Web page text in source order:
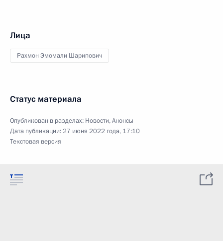
Лица
Рахмон Эмомали Шарипович
Статус материала
Опубликован в разделах: Новости,Анонсы
Дата публикации:27 июня 2022 года, 17:10
Текстовая версия